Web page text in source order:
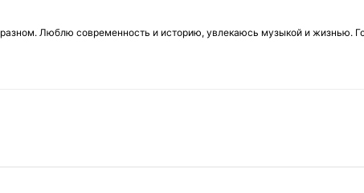
Люблю современность и историю, увлекаюсь музыкой и жизнью.